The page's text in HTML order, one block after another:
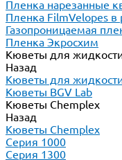
Пленка нарезанные
Пленка FilmVelopes в
Газопроницаемая
Пленка Экросхим
Кюветы для
Назад
Кюветы для
Кюветы BGV Lab
Кюветы Chemplex
Назад
Кюветы Chemplex
Серия 1000
Серия 1300